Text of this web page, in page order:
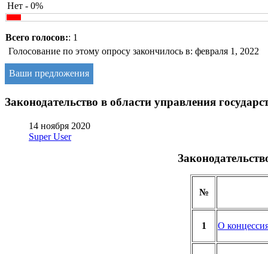
Нет - 0%
Всего голосов:: 1
Голосование по этому опросу закончилось в: февраля 1, 2022
Ваши предложения
Законодательство в области управления
14 ноября 2020
Super User
№
1 О